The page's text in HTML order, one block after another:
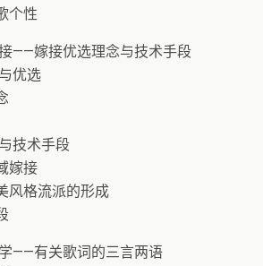
个性
——嫁接优选理念与技术手段
优选
技术手段
嫁接
风格流派的形成
——有关歌词的三言两语